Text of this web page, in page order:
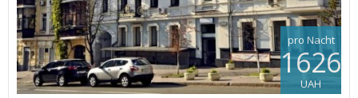
pro Nacht
1626
UAH